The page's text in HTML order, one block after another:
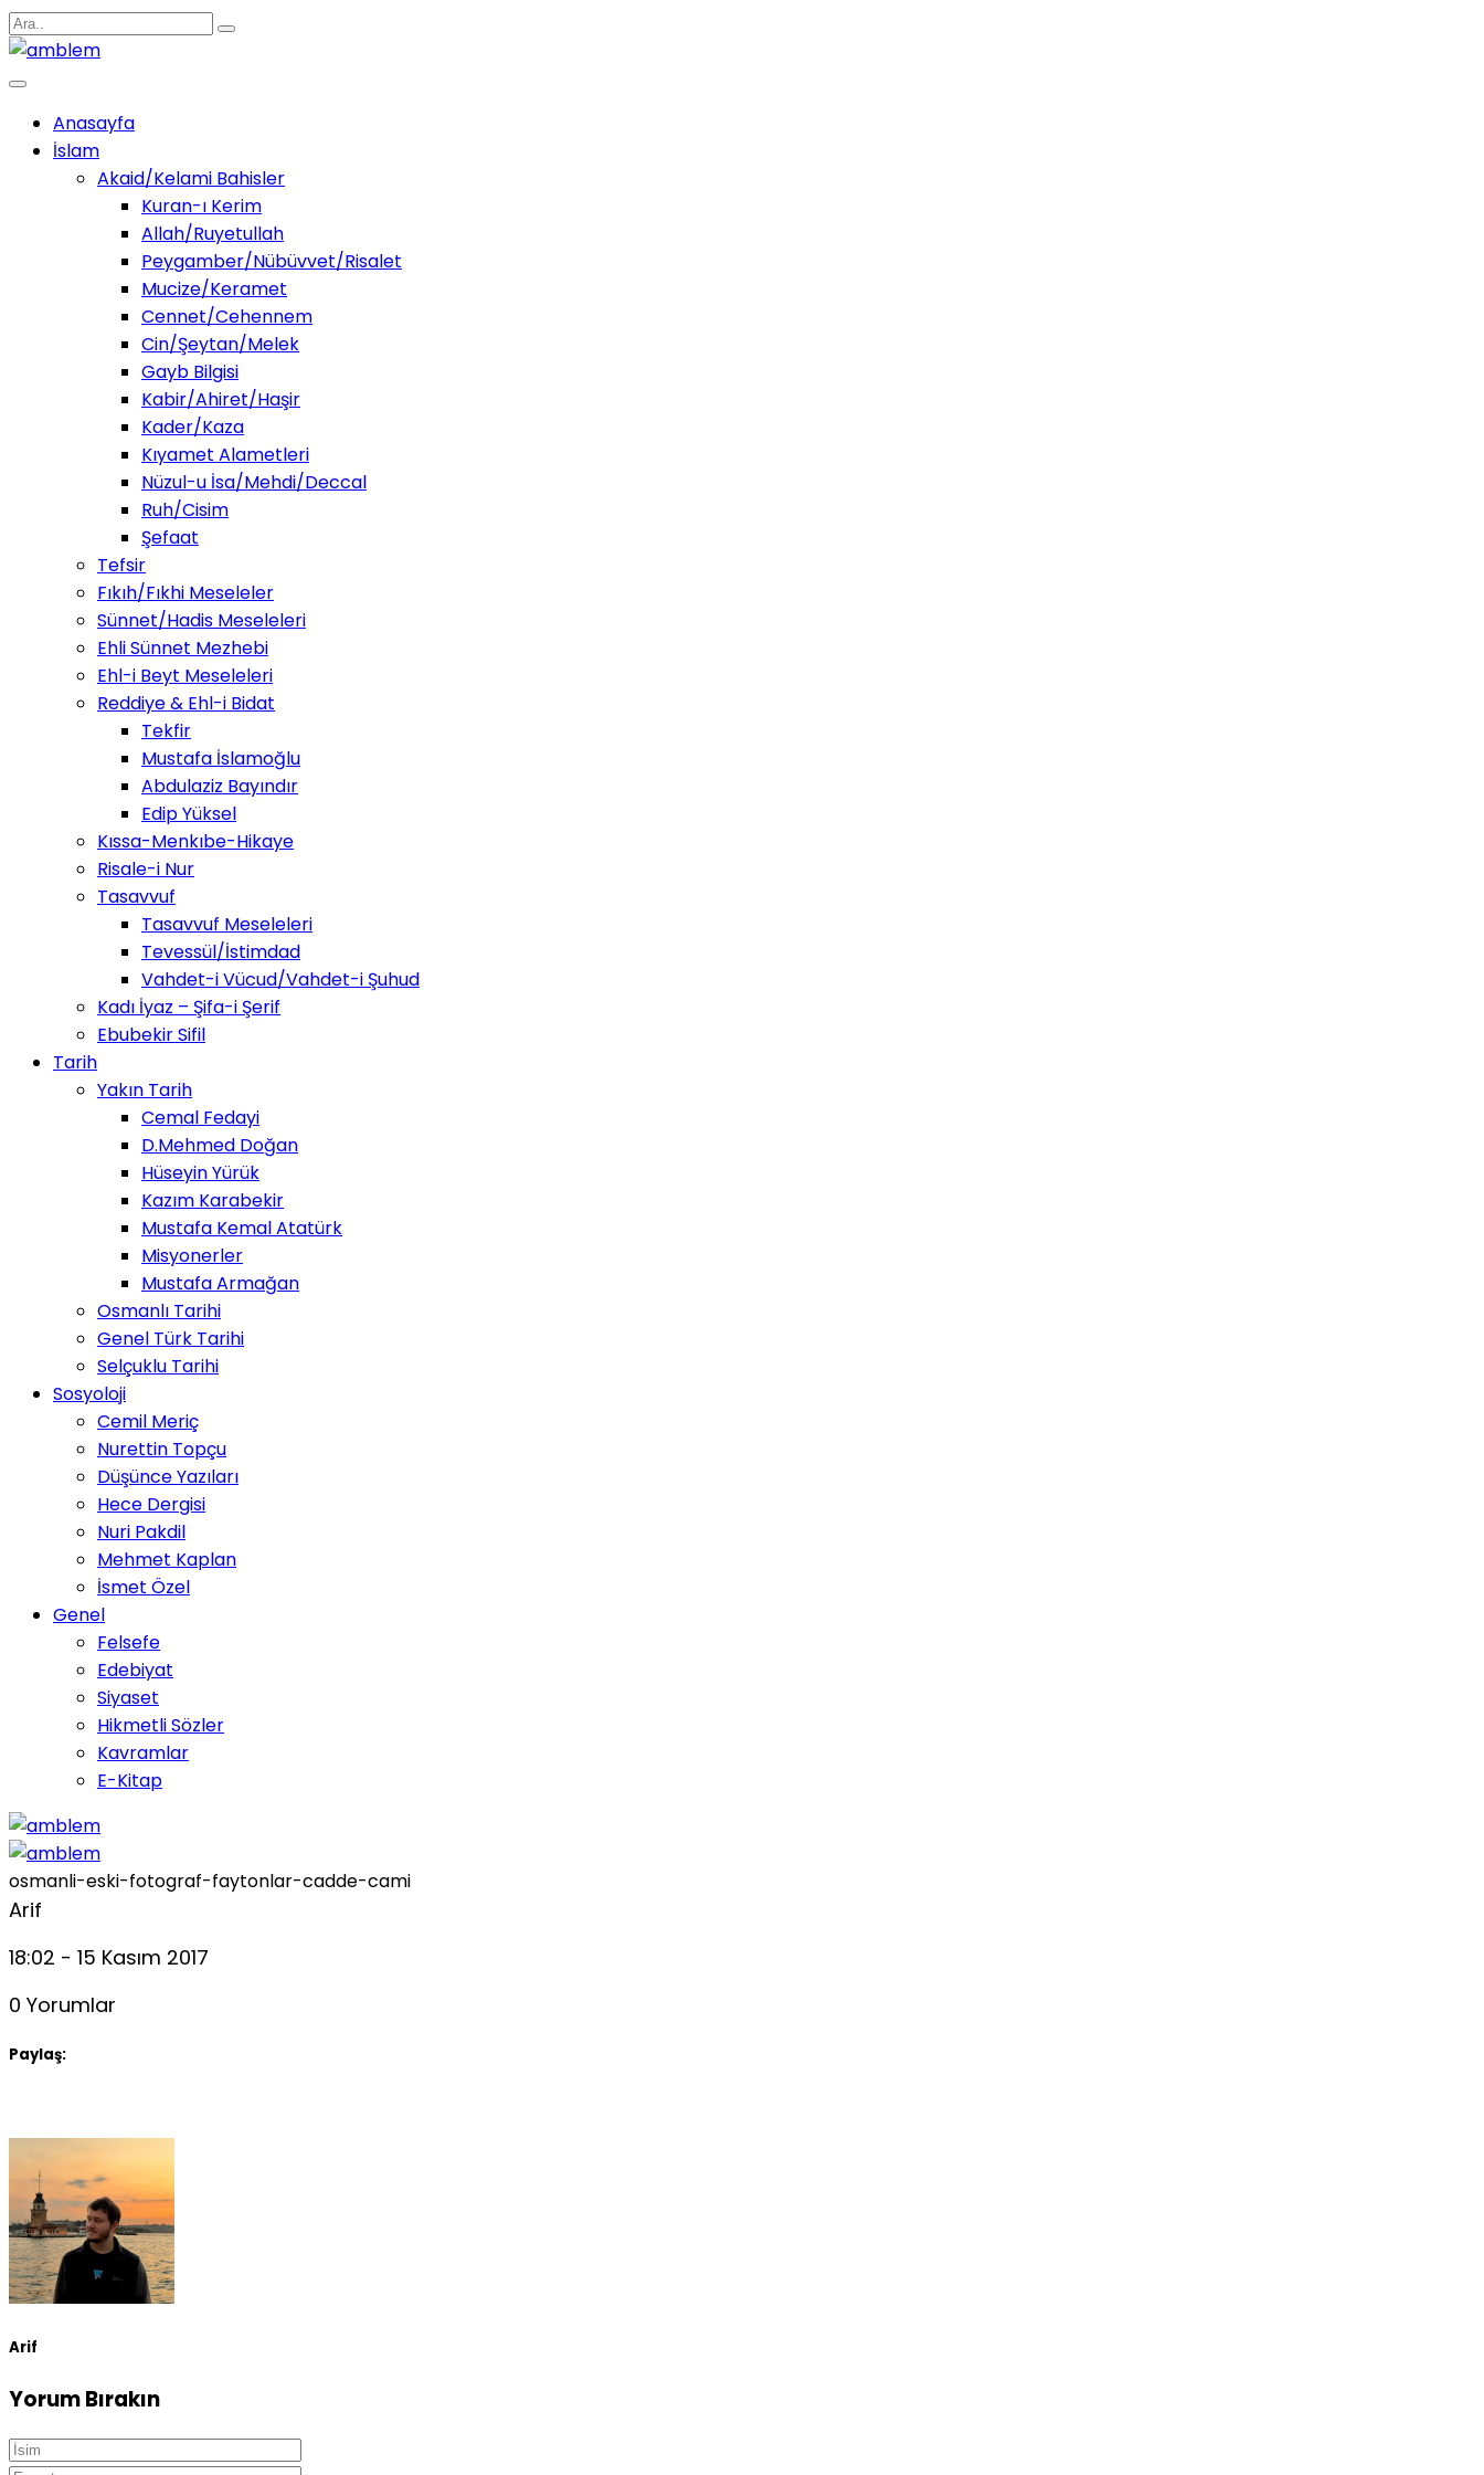
Anasayfa
İslam
Akaid/Kelami Bahisler
Kuran-ı Kerim
Allah/Ruyetullah
Peygamber/Nübüvvet/Risalet
Mucize/Keramet
Cennet/Cehennem
Cin/Şeytan/Melek
Gayb Bilgisi
Kabir/Ahiret/Haşir
Kader/Kaza
Kıyamet Alametleri
Nüzul-u İsa/Mehdi/Deccal
Ruh/Cisim
Şefaat
Tefsir
Fıkıh/Fıkhi Meseleler
Sünnet/Hadis Meseleleri
Ehli Sünnet Mezhebi
Ehl-i Beyt Meseleleri
Reddiye & Ehl-i Bidat
Tekfir
Mustafa İslamoğlu
Abdulaziz Bayındır
Edip Yüksel
Kıssa-Menkıbe-Hikaye
Risale-i Nur
Tasavvuf
Tasavvuf Meseleleri
Tevessül/İstimdad
Vahdet-i Vücud/Vahdet-i Şuhud
Kadı İyaz – Şifa-i Şerif
Ebubekir Sifil
Tarih
Yakın Tarih
Cemal Fedayi
D.Mehmed Doğan
Hüseyin Yürük
Kazım Karabekir
Mustafa Kemal Atatürk
Misyonerler
Mustafa Armağan
Osmanlı Tarihi
Genel Türk Tarihi
Selçuklu Tarihi
Sosyoloji
Cemil Meriç
Nurettin Topçu
Düşünce Yazıları
Hece Dergisi
Nuri Pakdil
Mehmet Kaplan
İsmet Özel
Genel
Felsefe
Edebiyat
Siyaset
Hikmetli Sözler
Kavramlar
E-Kitap
osmanli-eski-fotograf-faytonlar-cadde-cami
Arif
18:02 - 15 Kasım 2017
0 Yorumlar
Paylaş:
Arif
Yorum Bırakın